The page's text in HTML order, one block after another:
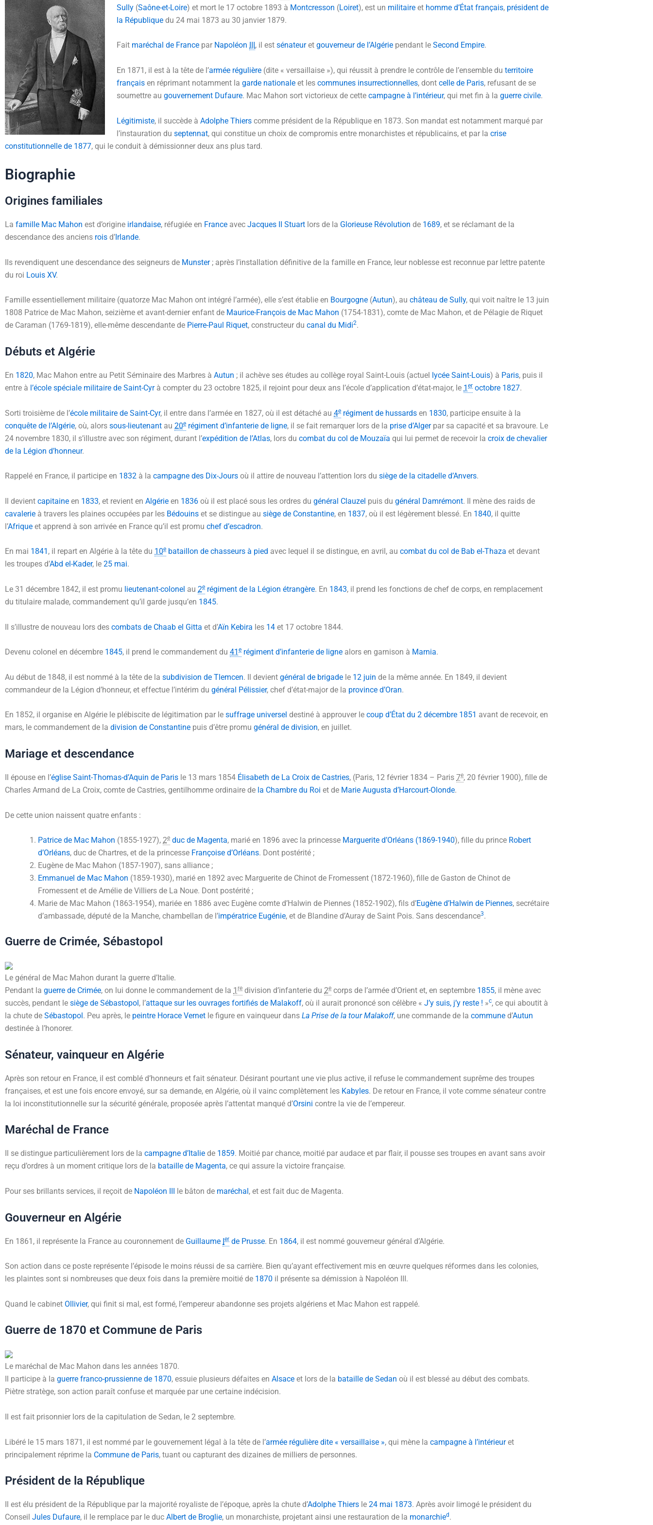
Sully (Saône-et-Loire) et mort le 17 octobre 1893 à Montcresson (Loiret), est un militaire et homme d’État français, président de
la République du 24 mai 1873 au 30 janvier 1879.
Fait maréchal de France par Napoléon , il est sénateuret gouverneur de l’Algérie pendant le Second Empire.
En 1871, il est à la tête de l’armée régulière (dite « versaillaise »), qui réussit à prendre le contrôle de l’ensemble du territoire
français en réprimant notamment la garde nationale et les communes insurrectionnelles, dont celle de Paris, refusant de se
soumettre au gouvernement Dufaure. Mac Mahon sort victorieux de cette campagne à l’intérieur, qui met fin à la guerre civile.
Légitimiste, il succède à Adolphe Thiers comme président de la République en 1873. Son mandat est notamment marqué par
l’instauration du septennat, qui constitue un choix de compromis entre monarchistes et républicains, et par la crise
constitutionnelle de 1877, qui le conduit à démissionner deux ans plus tard.
Biographie
Origines familiales
La famille Mac Mahon est d’origine irlandaise, réfugiée en France avec Jacques II Stuart lors de la Glorieuse Révolution de 1689, et se réclamant de la
descendance des anciens rois d’ Irlande.
Ils revendiquent une descendance des seigneurs de Munster; après l’installation définitive de la famille en France, leur noblesse est reconnue par lettre patente
du roi Louis XV.
Famille essentiellement militaire (quatorze Mac Mahon ont intégré l’armée), elle s’est établie en Bourgogne (Autun), au château de Sully, qui voit naître le 13 juin
1808 Patrice de Mac Mahon, seizième et avant-dernier enfant de Maurice-François de Mac Mahon (1754-1831), comte de Mac Mahon, et de Pélagie de Riquet
de Caraman (1769-1819), elle-même descendante de Pierre-Paul Riquet, constructeur du canal du Midi2.
Débuts et Algérie
En 1820, Mac Mahon entre au Petit Séminaire des Marbres à Autun ; il achève ses études au collège royal Saint-Louis (actuel lycée Saint-Louis) à Paris, puis il
entre à l’école spéciale militaire de Saint-Cyrà compter du 23 octobre 1825, il rejoint pour deux ans l’école d’application d’état-major, le 1 er octobre 1827.
Sorti troisième de l’école militaire de Saint-Cyr, il entre dans l’armée en 1827, où il est détaché au 4e régiment de hussards en 1830, participe ensuite à la
conquête de l’Algérie, où, alors sous-lieutenant au 20e régiment d’infanterie de ligne, il se fait remarquer lors de la prise d’Algerpar sa capacité et sa bravoure. Le
24 novembre 1830, il s’illustre avec son régiment, durant l’expédition de l’Atlas, lors du combat du col de Mouzaïa qui lui permet de recevoir la croix de chevalier
de la Légion d’honneur.
Rappelé en France, il participe en 1832 à la campagne des Dix-Jours où il attire de nouveau l’attention lors du siège de la citadelle d’Anvers.
Il devient capitaine en 1833, et revient en Algérie en 1836 où il est placé sous les ordres du général Clauzel puis du général Damrémont. Il mène des raids de
cavalerie à travers les plaines occupées par les Bédouins et se distingue au siège de Constantine, en 1837, où il est légèrement blessé. En 1840, il quitte
l’Afrique et apprend à son arrivée en France qu’il est promu chef d’escadron.
En mai 1841 , il repart en Algérie à la tête du 10e bataillon de chasseurs à pied avec lequel il se distingue, en avril, au combat du col de Bab el-Thaza et devant
les troupes d’Abd el-Kader, le 25 mai.
Le 31 décembre 1842, il est promu lieutenant-colonel au 2e régiment de la Légion étrangère. En 1843, il prend les fonctions de chef de corps, en remplacement
du titulaire malade, commandement qu’il garde jusqu’en 1845.
Il s’illustre de nouveau lors des combats de Chaab el Gitta et d’Aïn Kebira les 14 et 17 octobre 1844.
Devenu colonel en décembre 1845, il prend le commandement du 41 e régiment d’infanterie de ligne alors en garnison à Marnia.
Au début de 1848, il est nommé à la tête de la subdivision de Tlemcen. Il devient général de brigade le 12 juin de la même année. En 1849, il devient
commandeur de la Légion d’honneur, et effectue l’intérim du général Pélissier, chef d’état-major de la province d’Oran.
En 1852, il organise en Algérie le plébiscite de légitimation par le suffrage universel destiné à approuver le coup d’État du 2 décembre 1851 avant de recevoir, en
mars, le commandement de la division de Constantine puis d’être promu général de division, en juillet.
Mariage et descendance
Il épouse en l’église Saint-Thomas-d’Aquin de Paris le 13 mars 1854 Élisabeth de La Croix de Castries, (Paris, 12 février 1834 – Paris 7e, 20 février 1900), fille de
Charles Armand de La Croix, comte de Castries, gentilhomme ordinaire de la Chambre du Roi et de Marie Augusta d’Harcourt-Olonde.
De cette union naissent quatre enfants :
Patrice de Mac Mahon (1855-1927), 2e duc de Magenta, marié en 1896 avec la princesse Marguerite d’Orléans (1869-1940), fille du prince Robert
d’Orléans, duc de Chartres, et de la princesse Françoise d’Orléans. Dont postérité ;
Eugène de Mac Mahon (1857-1907), sans alliance ;
Emmanuel de Mac Mahon (1859-1930), marié en 1892 avec Marguerite de Chinot de Fromessent (1872-1960), fille de Gaston de Chinot de
Fromessent et de Amélie de Villiers de La Noue. Dont postérité ;
Marie de Mac Mahon (1863-1954), mariée en 1886 avec Eugène comte d’Halwin de Piennes (1852-1902), fils d’Eugène d’Halwin de Piennes, secrétaire
d’ambassade, député de la Manche, chambellan de l’impératrice Eugénie, et de Blandine d’Auray de Saint Pois. Sans descendance3.
Guerre de Crimée, Sébastopol
Le général de Mac Mahon durant la guerre d’Italie.
Pendant la guerre de Crimée, on lui donne le commandement de la 1 re division d’infanterie du 2e corps de l’armée d’Orient et, en septembre 1855, il mène avec
succès, pendant le siège de Sébastopol , l’attaque sur les ouvrages fortifiés de Malakoff, où il aurait prononcé son célèbre « J’y suis, j’y reste ! »c, ce qui aboutit à
la chute de Sébastopol . Peu après, le peintre Horace Vernet le figure en vainqueur dans La Prise de la tour Malakoff, une commande de la commune d’Autun
destinée à l’honorer.
Sénateur, vainqueur en Algérie
Après son retour en France, il est comblé d’honneurs et fait sénateur. Désirant pourtant une vie plus active, il refuse le commandement suprême des troupes
françaises, et est une fois encore envoyé, sur sa demande, en Algérie, où il vainc complètement les Kabyles. De retour en France, il vote comme sénateur contre
la loi inconstitutionnelle sur la sécurité générale, proposée après l’attentat manqué d’Orsini contre la vie de l’empereur.
Maréchal de France
Il se distingue particulièrement lors de la campagne d’Italie de 1859. Moitié par chance, moitié par audace et par flair, il pousse ses troupes en avant sans avoir
reçu d’ordres à un moment critique lors de la bataille de Magenta, ce qui assure la victoire française.
Pour ses brillants services, il reçoit de Napoléon III le bâton de maréchal, et est fait duc de Magenta.
Gouverneur en Algérie
En 1861, il représente la France au couronnement de Guillaume Ier de Prusse. En 1864, il est nommé gouverneur général d’Algérie.
Son action dans ce poste représente l’épisode le moins réussi de sa carrière. Bien qu’ayant effectivement mis en œuvre quelques réformes dans les colonies,
les plaintes sont si nombreuses que deux fois dans la première moitié de 1870 il présente sa démission à Napoléon III.
Quand le cabinet Ollivier, qui finit si mal, est formé, l’empereur abandonne ses projets algériens et Mac Mahon est rappelé.
Guerre de 1870 et Commune de Paris
Le maréchal de Mac Mahon dans les années 1870.
Il participe à la guerre franco-prussienne de 1870, essuie plusieurs défaites en Alsace et lors de la bataille de Sedan où il est blessé au début des combats.
Piètre stratège, son action paraît confuse et marquée par une certaine indécision.
Il est fait prisonnier lors de la capitulation de Sedan, le 2 septembre.
Libéré le 15 mars 1871 , il est nommé par le gouvernement légal à la tête de l’armée régulière dite « versaillaise », qui mène la campagne à l’intérieuret
principalement réprime la Commune de Paris, tuant ou capturant des dizaines de milliers de personnes.
Président de la République
Il est élu président de la République par la majorité royaliste de l’époque, après la chute d’Adolphe Thiers le 24 mai 1873. Après avoir limogé le président du
Conseil Jules Dufaure, il le remplace par le duc Albert de Broglie, un monarchiste, projetant ainsi une restauration de la monarchied .